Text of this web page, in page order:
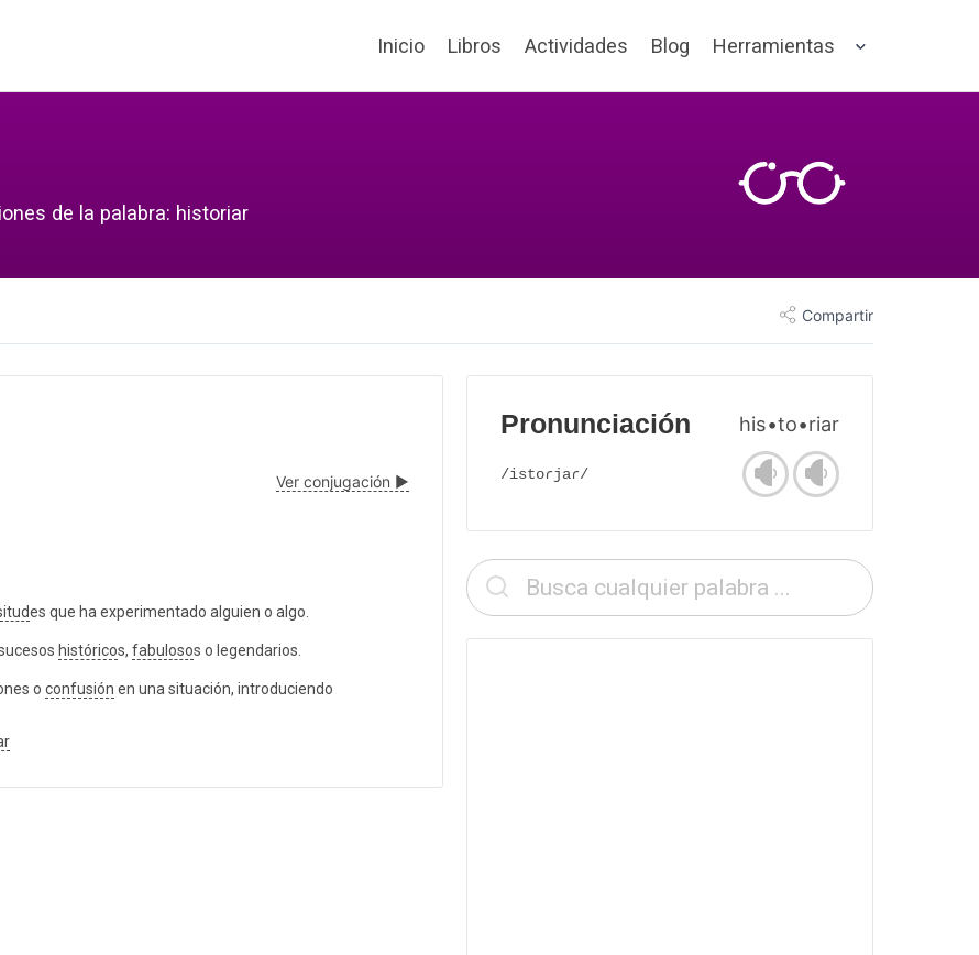
Inicio Libros Actividades Blog Herramientas
de la palabra: historiar
Compartir
Ver conjugación ▶
es que ha experimentado alguien o algo.
históricos, fabulosos o legendarios.
o confusión en una situación, introduciendo
Pronunciación his•to•riar
/istoɾjaɾ/